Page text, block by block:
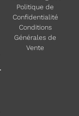
Politique de
Confidentialité
Conditions
Générales de
Vente